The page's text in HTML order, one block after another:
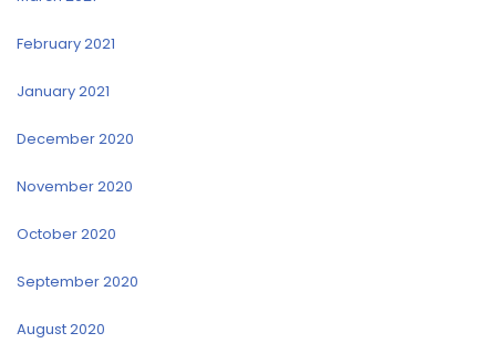
February 2021
January 2021
December 2020
November 2020
October 2020
September 2020
August 2020